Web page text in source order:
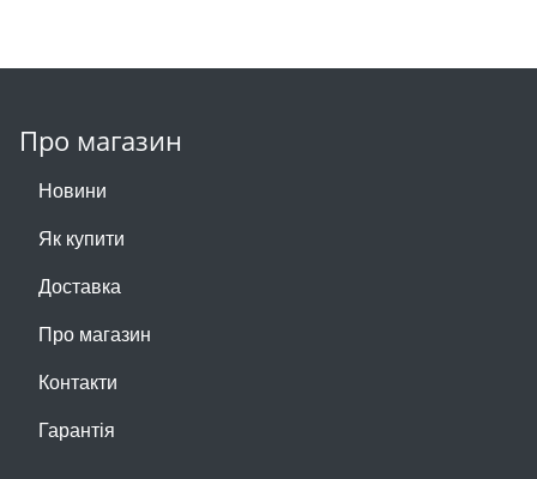
Про магазин
Новини
Як купити
Доставка
Про магазин
Контакти
Гарантія